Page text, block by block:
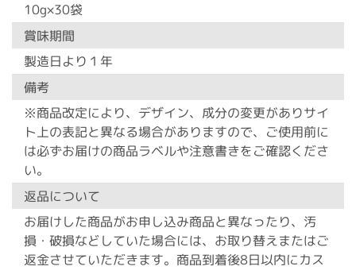
10g×30袋
賞味期間
製造日より１年
備考
※商品改定により、デザイン、成分の変更がありサイ
ト上の表記と異なる場合がありますので、ご使用前に
は必ずお届けの商品ラベルや注意書きをご確認くださ
い。
返品について
お届けした商品がお申し込み商品と異なったり、汚
損・破損などしていた場合には、お取り替えまたはご
返金させていただきます。商品到着後8日以内にカス